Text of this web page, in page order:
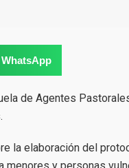
WhatsApp
de Agentes
la elaboración del